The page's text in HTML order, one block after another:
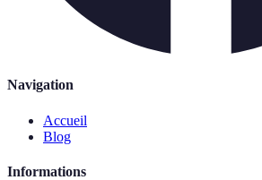
Navigation
Accueil
Blog
Informations